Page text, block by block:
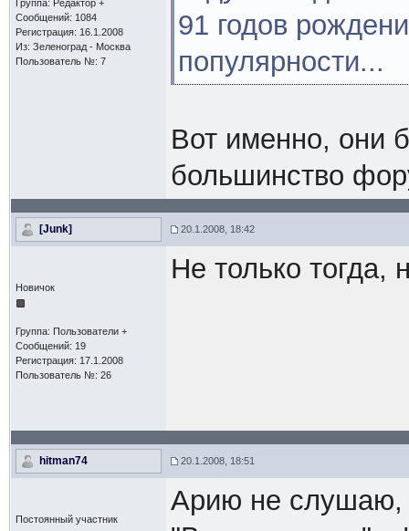
Группа: Редактор +
Сообщений: 1084
Регистрация: 16.1.2008
Из: Зеленоград - Москва
Пользователь №: 7
91 годов
популярности...
Вот именно, они
большинство
[Junk] 20.1.2008, 18:42
Новичок
Группа: Пользователи +
Сообщений: 19
Регистрация: 17.1.2008
Пользователь №: 26
Не только тогда,
hitman74 20.1.2008, 18:51
Постоянный участник
Арию не слушаю,